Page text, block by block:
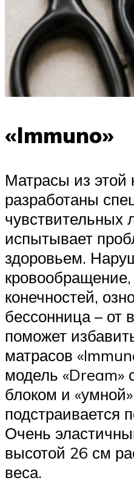
«Immuno»
Матрасы из этой
разработаны
чувствительных
испытывает
здоровьем.
кровообращение,
конечностей,
бессонница – от
поможет
матрасов
модель «Dream»
блоком и
подстраивается
Очень
высотой 26 см
веса.